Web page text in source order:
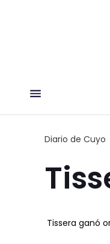
Diario de Cuyo
Tissera ganó